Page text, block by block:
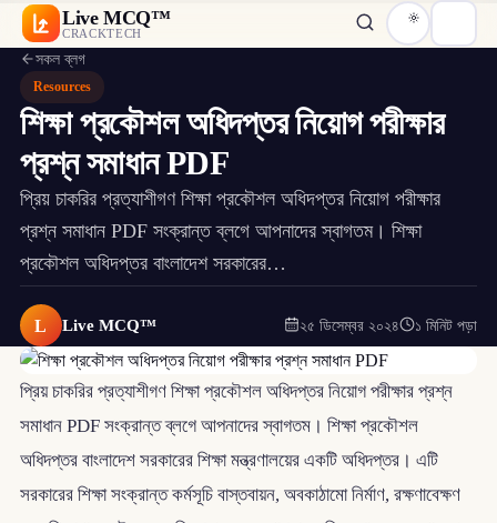
Live MCQ™
CRACKTECH
সকল ব্লগ
Resources
শিক্ষা প্রকৌশল অধিদপ্তর নিয়োগ পরীক্ষার
প্রশ্ন সমাধান PDF
প্রিয় চাকরির প্রত্যাশীগণ শিক্ষা প্রকৌশল অধিদপ্তর নিয়োগ পরীক্ষার
প্রশ্ন সমাধান PDF সংক্রান্ত ব্লগে আপনাদের স্বাগতম। শিক্ষা
প্রকৌশল অধিদপ্তর বাংলাদেশ সরকারের…
L Live MCQ™ ২৫ ডিসেম্বর ২০২৪ ১ মিনিট পড়া
প্রিয় চাকরির প্রত্যাশীগণ শিক্ষা প্রকৌশল অধিদপ্তর নিয়োগ পরীক্ষার প্রশ্ন
সমাধান PDF সংক্রান্ত ব্লগে আপনাদের স্বাগতম। শিক্ষা প্রকৌশল
অধিদপ্তর বাংলাদেশ সরকারের শিক্ষা মন্ত্রণালয়ের একটি অধিদপ্তর। এটি
সরকারের শিক্ষা সংক্রান্ত কর্মসূচি বাস্তবায়ন, অবকাঠামো নির্মাণ, রক্ষণাবেক্ষণ